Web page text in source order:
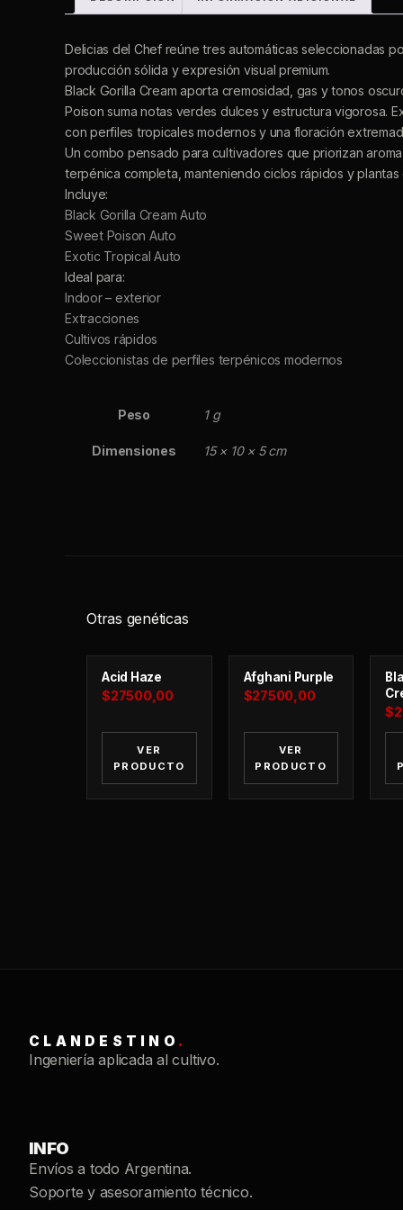
Delicias del Chef reúne tres automáticas seleccionadas
producción sólida y expresión visual premium.
Black Gorilla Cream aporta cremosidad, gas y tonos
Poison suma notas verdes dulces y estructura vigorosa.
con perfiles tropicales modernos y una floración
Un combo pensado para cultivadores que priorizan
terpénica completa, manteniendo ciclos rápidos y
Incluye:
Black Gorilla Cream Auto
Sweet Poison Auto
Exotic Tropical Auto
Ideal para:
Indoor – exterior
Extracciones
Cultivos rápidos
Coleccionistas de perfiles terpénicos modernos
Peso 1 g
Dimensiones 15 × 10 × 5 cm
Otras genéticas
Acid Haze
$27500,00
VER
PRODUCTO
Afghani Purple
$27500,00
VER
PRODUCTO
$
CLANDESTINO .
Ingeniería aplicada al cultivo.
INFO
Envíos a todo Argentina.
Soporte y asesoramiento técnico.